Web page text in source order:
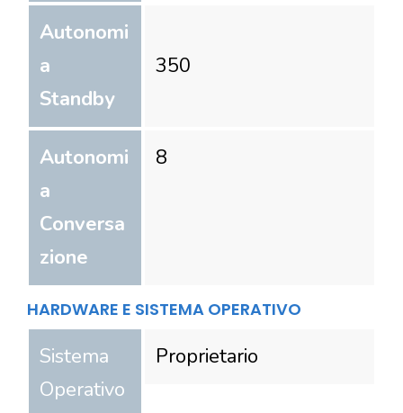
Autonomi
a
Standby
350
Autonomi
a
Conversa
zione
8
HARDWARE E SISTEMA OPERATIVO
Sistema
Operativo
Proprietario